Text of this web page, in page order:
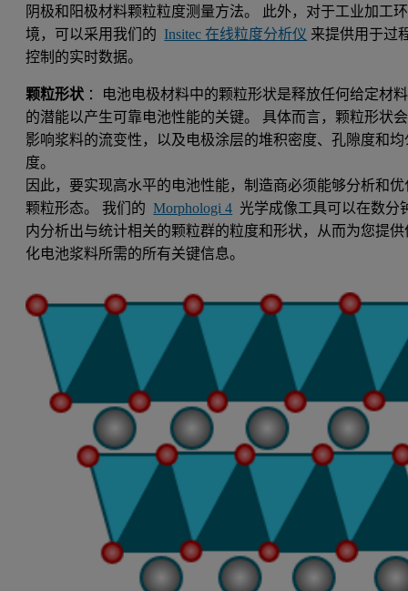
阴极和阳极材料颗粒粒度测量方法。 此外，对于工业加工环
境，可以采用我们的Insitec 在线粒度分析仪 来提供用于过
控制的实时数据。
颗粒形状 ：电池电极材料中的颗粒形状是释放任何给定材料
的潜能以产生可靠电池性能的关键。 具体而言，颗粒形状会
影响浆料的流变性，以及电极涂层的堆积密度、孔隙度和均
度。
因此，要实现高水平的电池性能，制造商必须能够分析和优
颗粒形态。 我们的Morphologi 4 光学成像工具可以在数分
内分析出与统计相关的颗粒群的粒度和形状，从而为您提供
化电池浆料所需的所有关键信息。